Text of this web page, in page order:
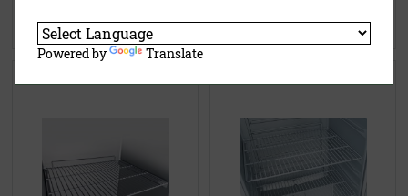
Jetzt kaufen
Powered by Translate